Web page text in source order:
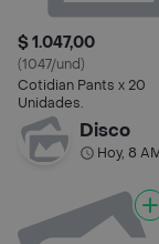
$ 1.047,00
(1047/und)
Cotidian Pants x 20
Unidades.
Disco
Hoy, 8